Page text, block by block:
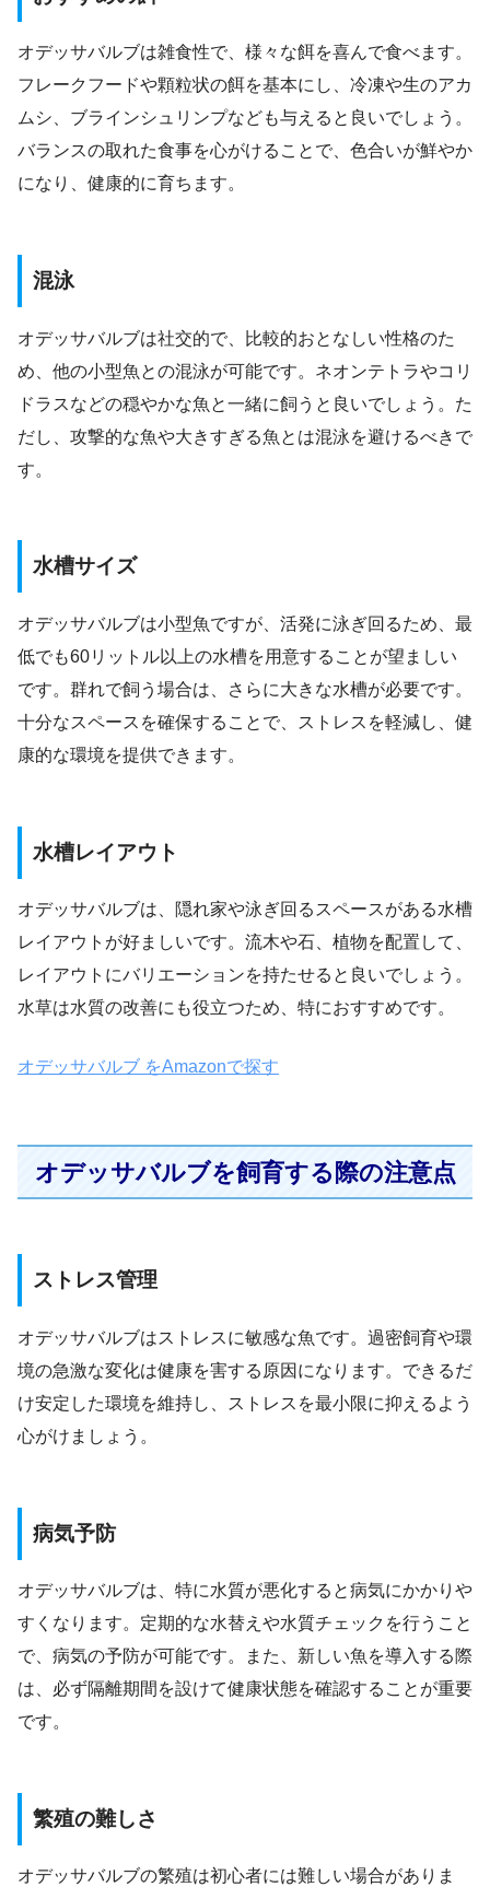
オデッサバルブは雑食性で、様々な餌を喜んで食べます。
フレークフードや顆粒状の餌を基本にし、冷凍や生のアカ
ムシ、ブラインシュリンプなども与えると良いでしょう。
バランスの取れた食事を心がけることで、色合いが鮮やか
になり、健康的に育ちます。
混泳
オデッサバルブは社交的で、比較的おとなしい性格のた
め、他の小型魚との混泳が可能です。ネオンテトラやコリ
ドラスなどの穏やかな魚と一緒に飼うと良いでしょう。た
だし、攻撃的な魚や大きすぎる魚とは混泳を避けるべきで
す。
水槽サイズ
オデッサバルブは小型魚ですが、活発に泳ぎ回るため、最
低でも60リットル以上の水槽を用意することが望ましい
です。群れで飼う場合は、さらに大きな水槽が必要です。
十分なスペースを確保することで、ストレスを軽減し、健
康的な環境を提供できます。
水槽レイアウト
オデッサバルブは、隠れ家や泳ぎ回るスペースがある水槽
レイアウトが好ましいです。流木や石、植物を配置して、
レイアウトにバリエーションを持たせると良いでしょう。
水草は水質の改善にも役立つため、特におすすめです。
オデッサバルブ をAmazonで探す
オデッサバルブを飼育する際の注意点
ストレス管理
オデッサバルブはストレスに敏感な魚です。過密飼育や環
境の急激な変化は健康を害する原因になります。できるだ
け安定した環境を維持し、ストレスを最小限に抑えるよう
心がけましょう。
病気予防
オデッサバルブは、特に水質が悪化すると病気にかかりや
すくなります。定期的な水替えや水質チェックを行うこと
で、病気の予防が可能です。また、新しい魚を導入する際
は、必ず隔離期間を設けて健康状態を確認することが重要
です。
繁殖の難しさ
オデッサバルブの繁殖は初心者には難しい場合がありま